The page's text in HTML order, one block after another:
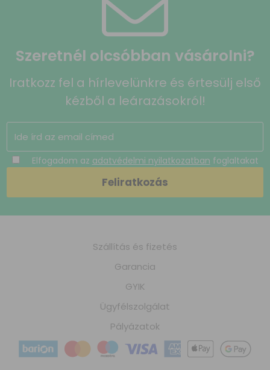
Szeretnél olcsóbban vásárolni?
Iratkozz fel a hírlevelünkre és értesülj első
kézből a leárazásokról!
Elfogadom az adatvédelmi nyilatkozatban foglaltakat
Szállítás és fizetés
Garancia
GYIK
Ügyfélszolgálat
Pályázatok